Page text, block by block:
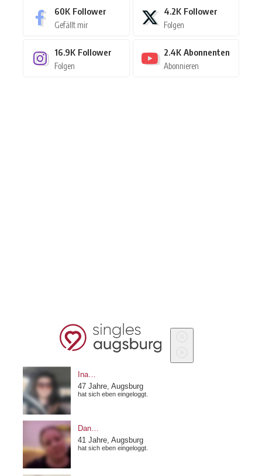
60K Follower
Gefällt mir
4.2K Follower
Folgen
16.9K Follower
Folgen
2.4K Abonnenten
Abonnieren